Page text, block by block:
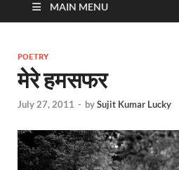
MAIN MENU
POETRY
मेरे हमसफर
July 27, 2011 - bySujit Kumar Lucky